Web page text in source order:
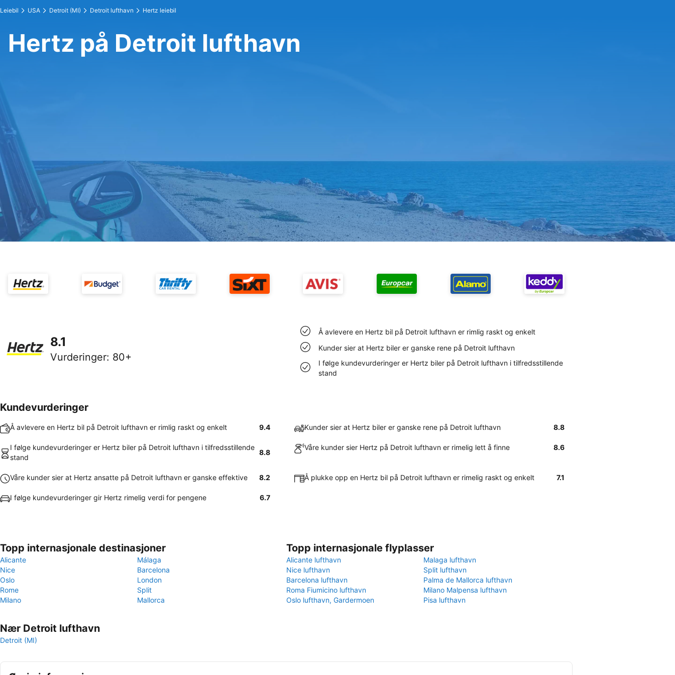
Leiebil USA Detroit (MI) Detroit lufthavn Hertz leiebil
Hertz på Detroit lufthavn
8.1
Vurderinger: 80+
Å avlevere en Hertz bil på Detroit lufthavn er rimlig raskt og enkelt
Kunder sier at Hertz biler er ganske rene på Detroit lufthavn
I følge kundevurderinger er Hertz biler på Detroit lufthavn i tilfredsstillende
stand
Kundevurderinger
Å avlevere en Hertz bil på Detroit lufthavn er rimlig raskt og enkelt 9.4 Kunder sier at Hertz biler er ganske rene på Detroit lufthavn 8.8
I følge kundevurderinger er Hertz biler på Detroit lufthavn i tilfredsstillende
stand
8.8
Våre kunder sier Hertz på Detroit lufthavn er rimelig lett å finne 8.6
Våre kunder sier at Hertz ansatte på Detroit lufthavn er ganske effektive 8.2 Å plukke opp en Hertz bil på Detroit lufthavn er rimelig raskt og enkelt 7.1
I følge kundevurderinger gir Hertz rimelig verdi for pengene 6.7
Topp internasjonale destinasjoner
Alicante
Málaga
Nice
Barcelona
Oslo
London
Rome
Split
Milano
Mallorca
Topp internasjonale flyplasser
Alicante lufthavn
Malaga lufthavn
Nice lufthavn
Split lufthavn
Barcelona lufthavn
Palma de Mallorca lufthavn
Roma Fiumicino lufthavn
Milano Malpensa lufthavn
Oslo lufthavn, Gardermoen
Pisa lufthavn
Nær Detroit lufthavn
Detroit (MI)